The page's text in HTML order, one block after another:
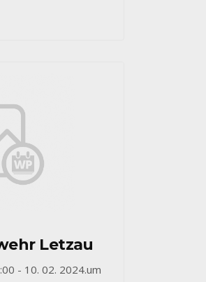
Letzau
- 10. 02. 2024.um